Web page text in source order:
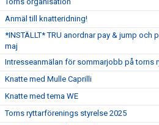
Anmäl till knatteridning!
*INSTÄLLT* TRU anordnar pay & jump och
maj
Intresseanmälan för sommarjobb på torns
Knatte med Mulle Caprilli
Knatte med tema WE
Torns ryttarförenings styrelse 2025